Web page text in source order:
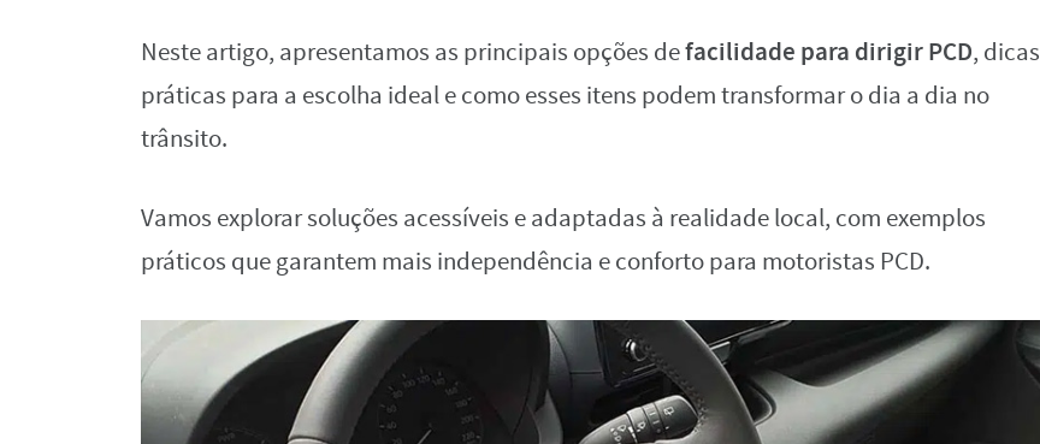
Neste artigo, apresentamos as principais opções defacilidade para dirigir PCD, dicas
práticas para a escolha ideal e como esses itens podem transformar o dia a dia no
trânsito.
Vamos explorar soluções acessíveis e adaptadas à realidade local, com exemplos
práticos que garantem mais independência e conforto para motoristas PCD.